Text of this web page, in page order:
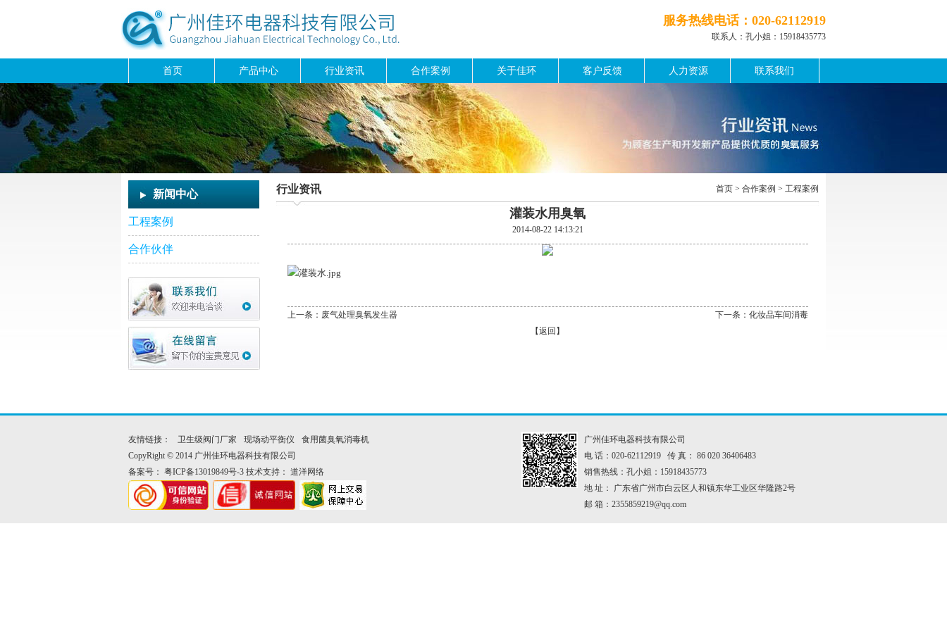
服务热线电话：020-62112919
联系人： 孔小姐：15918435773
首页 产品中心 行业资讯 合作案例 关于佳环 客户反馈 人力资源 联系我们
新闻中心
工程案例
合作伙伴
行业资讯 首页 > 合作案例 > 工程案例
灌装水用臭氧
2014-08-22 14:13:21
上一条： 废气处理臭氧发生器 下一条： 化妆品车间消毒
【返回 】
友情链接： 卫生级阀门厂家 现场动平衡仪
食用菌臭氧消毒机
CopyRight © 2014 广州佳环电器科技有限公司
备案号： 粤ICP备13019849号-3 技术支持： 道洋网络
广州佳环电器科技有限公司
电 话：020-62112919 传 真： 86 020 36406483
销售热线：孔小姐：15918435773
地 址： 广东省广州市白云区人和镇东华工业区华隆路2号
邮 箱：2355859219@qq.com